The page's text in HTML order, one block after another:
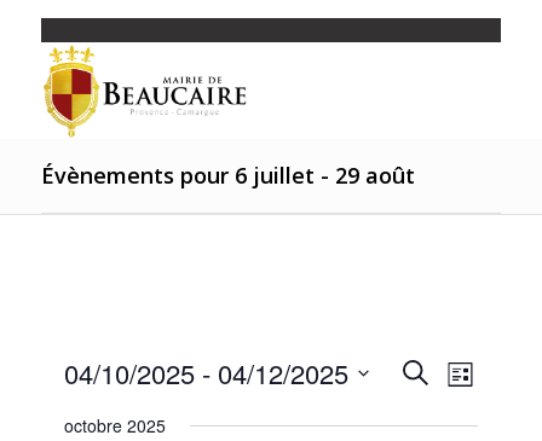
Évènements pour 6 juillet - 29 août
Recherche
de
vues
Liste
04/10/2025 - 04/12/2025
une
octobre 2025